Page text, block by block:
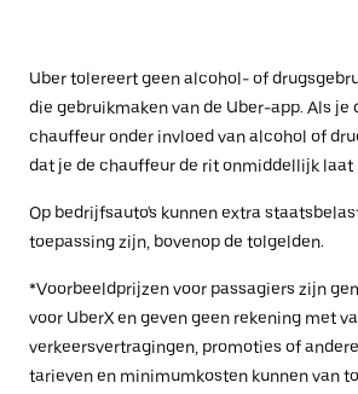
Uber tolereert geen alcohol- of
die gebruikmaken van de Uber-app. Als je
chauffeur onder invloed van alcohol of
dat je de chauffeur de rit onmiddellijk laat
Op bedrijfsauto's kunnen extra
toepassing zijn, bovenop de tolgelden.
*Voorbeeldprijzen voor passagiers zijn
voor UberX en geven geen rekening met
verkeersvertragingen, promoties of
tarieven en minimumkosten kunnen van